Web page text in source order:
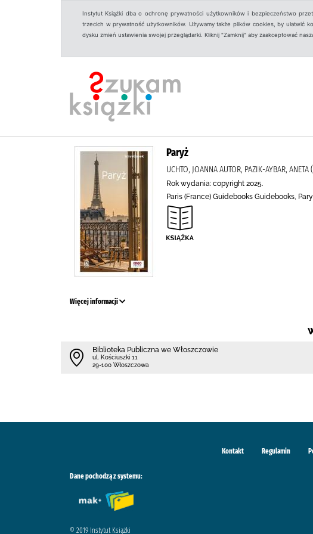
Instytut Książki dba o ochronę prywatności użytkowników i bezpieczeństwo
trzecich w prywatność użytkowników. Używamy także plików cookies, by ułatwić
dysku zmień ustawienia swojej przeglądarki. Kliknij "Zamknij" aby zaakceptować
Paryż
UCHTO, JOANNA AUTOR, PAZIK-AYBAR,
Rok wydania: copyright 2025.
Paris (France) Guidebooks Guidebooks,
Więcej informacji
Biblioteka Publiczna we Włoszczowie
ul. Kościuszki 11
29-100 Włoszczowa
Kontakt Regulamin
Dane pochodzą z systemu:
© 2019 Instytut Książki